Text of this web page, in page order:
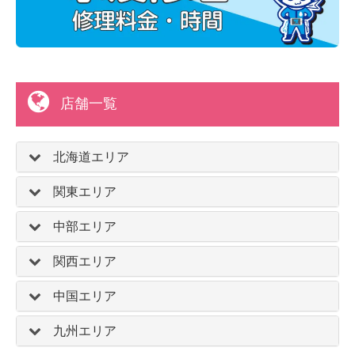
店舗一覧
北海道エリア
関東エリア
中部エリア
関西エリア
中国エリア
九州エリア